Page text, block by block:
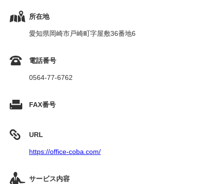
所在地
愛知県岡崎市戸崎町字屋敷36番地6
電話番号
0564-77-6762
FAX番号
URL
https://office-coba.com/
サービス内容